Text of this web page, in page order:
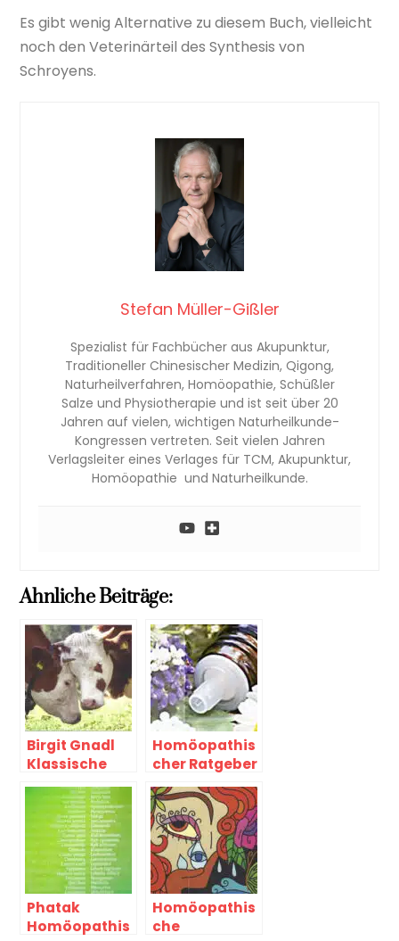
Es gibt wenig Alternative zu diesem Buch, vielleicht
noch den Veterinärteil des Synthesis von
Schroyens.
Stefan Müller-Gißler
Spezialist für Fachbücher aus Akupunktur,
Traditioneller Chinesischer Medizin, Qigong,
Naturheilverfahren, Homöopathie, Schüßler
Salze und Physiotherapie und ist seit über 20
Jahren auf vielen, wichtigen Naturheilkunde-
Kongressen vertreten. Seit vielen Jahren
Verlagsleiter eines Verlages für TCM, Akupunktur,
Homöopathie und Naturheilkunde.
Ahnliche Beiträge:
Birgit Gnadl
Klassische
Homöopathie
für Rinder –
Interview
Homöopathis
cher Ratgeber
Phatak
Homöopathis
Homöopathis
che